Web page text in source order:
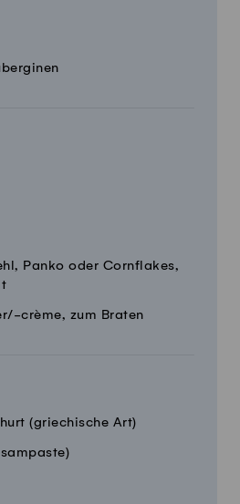
Panko oder Cornflakes,
crème, zum Braten
(griechische Art)